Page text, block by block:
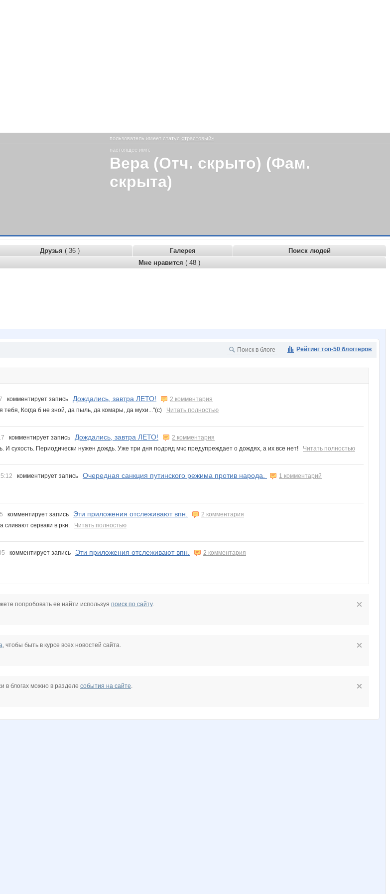
пользователь имеет статус «трастовый»
настоящее имя:
Вера (Отч. скрыто) (Фам.
скрыта)
Друзья ( 36 ) Галерея
Поиск людей
Мне нравится ( 48 )
Рейтинг топ-50 блоггеров
комментирует запись Дождались, завтра ЛЕТО!
2 комментария
тебя, Когда б не зной, да пыль, да комары, да мухи..."(с) Читать полностью
комментирует запись Дождались, завтра ЛЕТО!
2 комментария
И сухость. Периодически нужен дождь. Уже три дня подряд мчс предупреждает о дождях, а их все нет! Читать полностью
комментирует запись Очередная санкция путинского режима против народа.
1 комментарий
комментирует запись Эти приложения отслеживают впн.
2 комментария
сливают серваки в ркн. Читать полностью
комментирует запись Эти приложения отслеживают впн.
2 комментария
попробовать её найти используя поиск по сайту.
, чтобы быть в курсе всех новостей сайта.
в блогах можно в разделе события на сайте.